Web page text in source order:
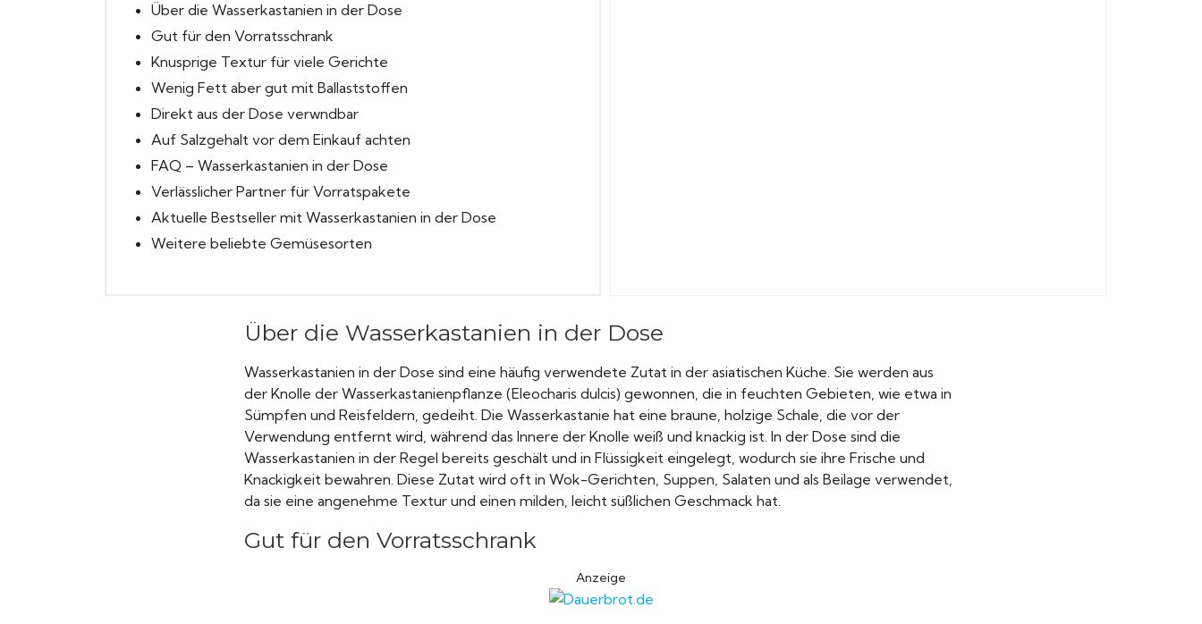
Über die Wasserkastanien in der Dose
Gut für den Vorratsschrank
Knusprige Textur für viele Gerichte
Wenig Fett aber gut mit Ballaststoffen
Direkt aus der Dose verwndbar
Auf Salzgehalt vor dem Einkauf achten
FAQ – Wasserkastanien in der Dose
Verlässlicher Partner für Vorratspakete
Aktuelle Bestseller mit Wasserkastanien in der Dose
Weitere beliebte Gemüsesorten
Über die Wasserkastanien in der Dose
Wasserkastanien in der Dose sind eine häufig verwendete Zutat in der asiatischen Küche. Sie werden aus
der Knolle der Wasserkastanienpflanze (Eleocharis dulcis) gewonnen, die in feuchten Gebieten, wie etwa in
Sümpfen und Reisfeldern, gedeiht. Die Wasserkastanie hat eine braune, holzige Schale, die vor der
Verwendung entfernt wird, während das Innere der Knolle weiß und knackig ist. In der Dose sind die
Wasserkastanien in der Regel bereits geschält und in Flüssigkeit eingelegt, wodurch sie ihre Frische und
Knackigkeit bewahren. Diese Zutat wird oft in Wok-Gerichten, Suppen, Salaten und als Beilage verwendet,
da sie eine angenehme Textur und einen milden, leicht süßlichen Geschmack hat.
Gut für den Vorratsschrank
Anzeige